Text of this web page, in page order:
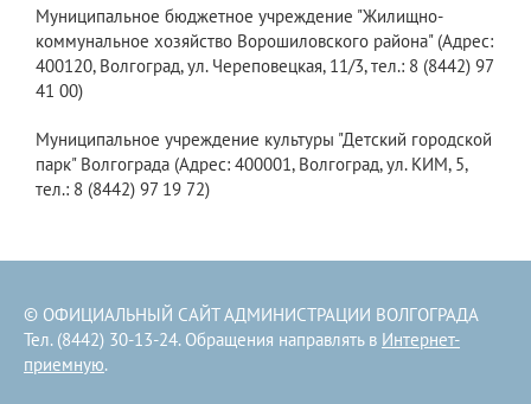
Муниципальное бюджетное учреждение "Жилищно-
коммунальное хозяйство Ворошиловского района" (Адрес:
400120, Волгоград, ул. Череповецкая, 11/3, тел.: 8 (8442) 97
41 00)
Муниципальное учреждение культуры "Детский городской
парк" Волгограда (Адрес: 400001, Волгоград, ул. КИМ, 5,
тел.: 8 (8442) 97 19 72)
© ОФИЦИАЛЬНЫЙ САЙТ АДМИНИСТРАЦИИ ВОЛГОГРАДА
Тел. (8442) 30-13-24. Обращения направлять в Интернет-
приемную.